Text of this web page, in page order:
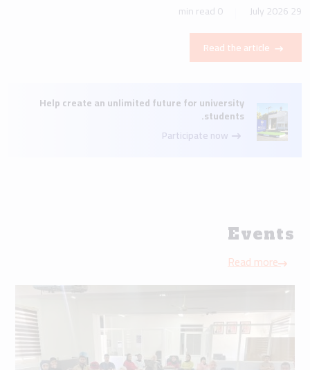
29 July 2026
0 min read
Read the article
Help create an unlimited future for university
students.
Participate now
Events
Read more